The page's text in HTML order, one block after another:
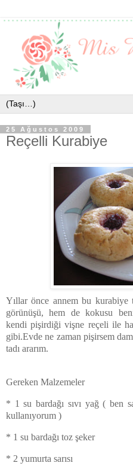
25 Ağustos 2009
Reçelli Kurabiye
Yıllar önce annem bu
görünüşü, hem de kokusu
kendi pişirdiği vişne reçeli ile
gibi.Evde ne zaman pişirsem
tadı ararım.
Gereken Malzemeler
* 1 su bardağı sıvı yağ ( ben
kullanıyorum )
* 1 su bardağı toz şeker
* 2 yumurta sarısı